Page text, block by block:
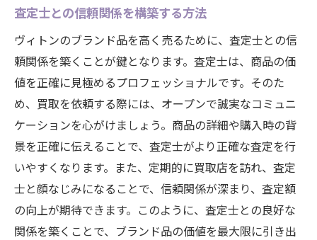
査定士との信頼関係を構築する方法
ヴィトンのブランド品を高く売るために、査定士との信
頼関係を築くことが鍵となります。査定士は、商品の価
値を正確に見極めるプロフェッショナルです。そのた
め、買取を依頼する際には、オープンで誠実なコミュニ
ケーションを心がけましょう。商品の詳細や購入時の背
景を正確に伝えることで、査定士がより正確な査定を行
いやすくなります。また、定期的に買取店を訪れ、査定
士と顔なじみになることで、信頼関係が深まり、査定額
の向上が期待できます。このように、査定士との良好な
関係を築くことで、ブランド品の価値を最大限に引き出